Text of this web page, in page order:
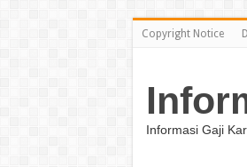
Copyright Notice
Informasi Gaji